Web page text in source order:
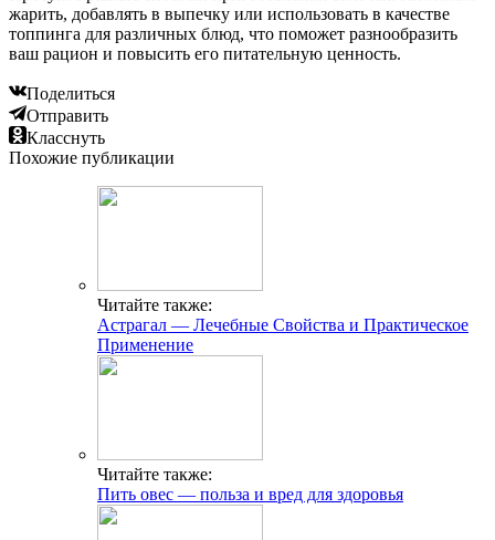
жарить, добавлять в выпечку или использовать в качестве
топпинга для различных блюд, что поможет разнообразить
ваш рацион и повысить его питательную ценность.
Поделиться
Отправить
Класснуть
Похожие публикации
Читайте также:
Астрагал — Лечебные Свойства и Практическое
Применение
Читайте также:
Пить овес — польза и вред для здоровья